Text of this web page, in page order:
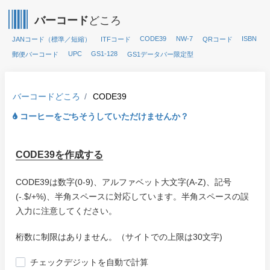
バーコード どころ
JANコード（標準／短縮） ITFコード CODE39 NW-7 QRコード ISBN
郵便バーコード UPC GS1-128 GS1データバー限定型
バーコードどころ CODE39
コーヒーをごちそうしていただけませんか？
CODE39を作成する
CODE39は数字(0-9)、アルファベット大文字(A-Z)、記号
(-.$/+%)、半角スペースに対応しています。半角スペースの誤
入力に注意してください。
桁数に制限はありません。（サイトでの上限は30文字)
チェックデジットを自動で計算